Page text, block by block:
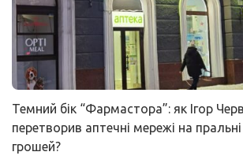
Темний бік “Фармастора”: як Ігор
перетворив аптечні мережі на
грошей?